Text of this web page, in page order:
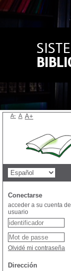
A- A A+
Conectarse
acceder a su cuenta de
usuario
Olvidé mi contraseña
Dirección